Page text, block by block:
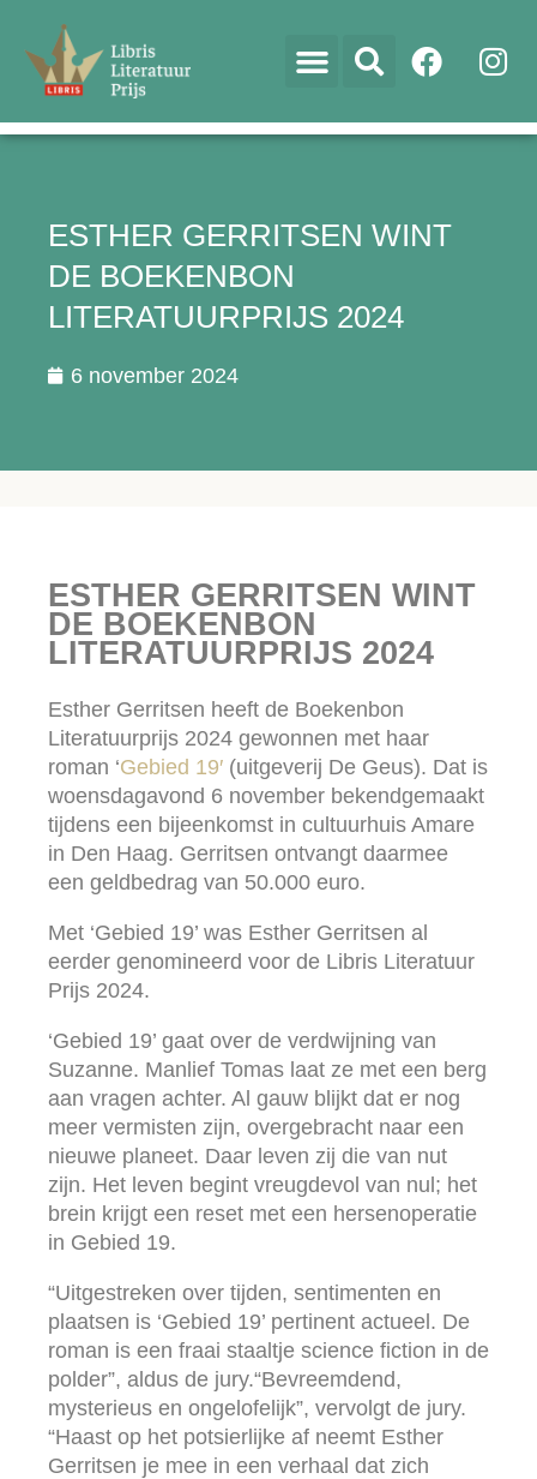
ESTHER GERRITSEN WINT
DE BOEKENBON
LITERATUURPRIJS 2024
6 november 2024
ESTHER GERRITSEN WINT
DE BOEKENBON
LITERATUURPRIJS 2024
Esther Gerritsen heeft de Boekenbon
Literatuurprijs 2024 gewonnen met haar
roman ‘Gebied 19′ (uitgeverij De Geus). Dat is
woensdagavond 6 november bekendgemaakt
tijdens een bijeenkomst in cultuurhuis Amare
in Den Haag. Gerritsen ontvangt daarmee
een geldbedrag van 50.000 euro.
Met ‘Gebied 19’ was Esther Gerritsen al
eerder genomineerd voor de Libris Literatuur
Prijs 2024.
‘Gebied 19’ gaat over de verdwijning van
Suzanne. Manlief Tomas laat ze met een berg
aan vragen achter. Al gauw blijkt dat er nog
meer vermisten zijn, overgebracht naar een
nieuwe planeet. Daar leven zij die van nut
zijn. Het leven begint vreugdevol van nul; het
brein krijgt een reset met een hersenoperatie
in Gebied 19.
“Uitgestreken over tijden, sentimenten en
plaatsen is ‘Gebied 19’ pertinent actueel. De
roman is een fraai staaltje science fiction in de
polder”, aldus de jury.“Bevreemdend,
mysterieus en ongelofelijk”, vervolgt de jury.
“Haast op het potsierlijke af neemt Esther
Gerritsen je mee in een verhaal dat zich